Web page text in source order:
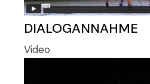
DIALOGANNAHME
Video